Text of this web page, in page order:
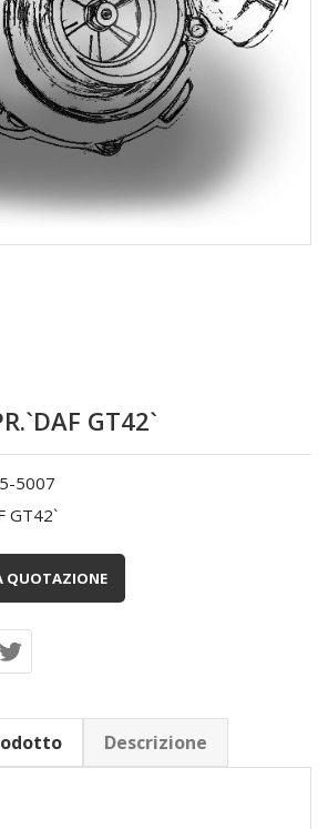
GT42`
5007
GT42`
QUOTAZIONE
Descrizione